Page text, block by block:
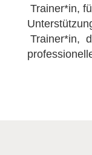
Trainer*in,
Trainer*in,